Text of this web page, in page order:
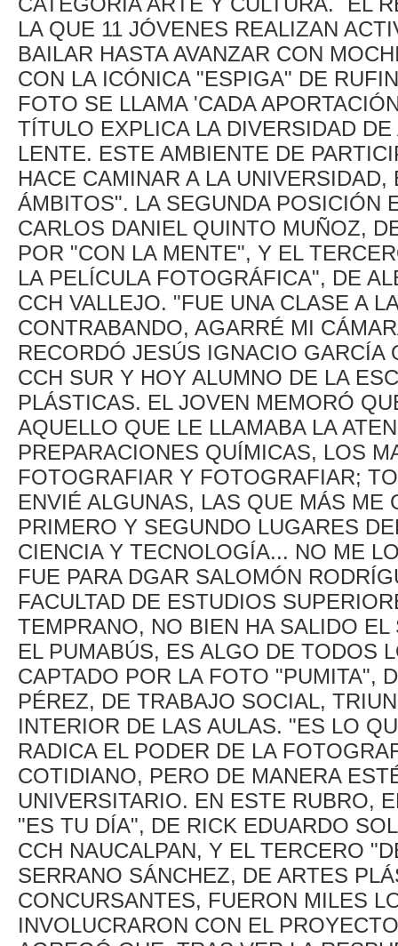
LA QUE 11 JÓVENES REALIZAN
BAILAR HASTA AVANZAR CON
CON LA ICÓNICA "ESPIGA" DE
FOTO SE LLAMA 'CADA
TÍTULO EXPLICA LA DIVERSIDAD
LENTE. ESTE AMBIENTE DE
HACE CAMINAR A LA
ÁMBITOS". LA SEGUNDA POSICIÓN
CARLOS DANIEL QUINTO MUÑOZ,
POR "CON LA MENTE", Y EL
LA PELÍCULA FOTOGRÁFICA", DE
CCH VALLEJO. "FUE UNA CLASE A
CONTRABANDO, AGARRÉ MI
RECORDÓ JESÚS IGNACIO
CCH SUR Y HOY ALUMNO DE LA
PLÁSTICAS. EL JOVEN MEMORÓ
AQUELLO QUE LE LLAMABA LA
PREPARACIONES QUÍMICAS, LOS
FOTOGRAFIAR Y FOTOGRAFIAR;
ENVIÉ ALGUNAS, LAS QUE MÁS ME
PRIMERO Y SEGUNDO LUGARES
CIENCIA Y TECNOLOGÍA... NO ME
FUE PARA DGAR SALOMÓN
FACULTAD DE ESTUDIOS
TEMPRANO, NO BIEN HA SALIDO
EL PUMABÚS, ES ALGO DE TODOS
CAPTADO POR LA FOTO "PUMITA",
PÉREZ, DE TRABAJO SOCIAL,
INTERIOR DE LAS AULAS. "ES LO
RADICA EL PODER DE LA
COTIDIANO, PERO DE MANERA
UNIVERSITARIO. EN ESTE RUBRO,
"ES TU DÍA", DE RICK EDUARDO
CCH NAUCALPAN, Y EL TERCERO
SERRANO SÁNCHEZ, DE ARTES
CONCURSANTES, FUERON MILES
INVOLUCRARON CON EL